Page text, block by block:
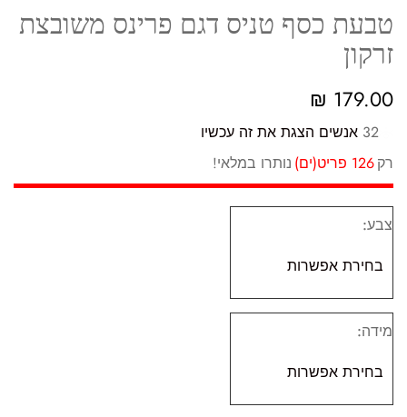
טבעת כסף טניס דגם פרינס משובצת
זרקון
179.00
₪
32 אנשים הצגת את זה עכשיו
רק126 פריט(ים) נותרו במלאי!
צבע
מידה